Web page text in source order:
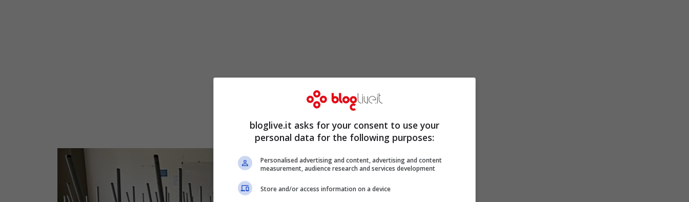
bloglive.it asks for your consent to use your
personal data for the following purposes:
Personalised advertising and content, advertising and content
measurement, audience research and services development
Store and/or access information on a device